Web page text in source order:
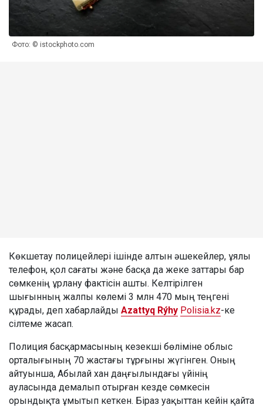
Фото: © istockphoto.com
Көкшетау полицейлері ішінде алтын әшекейлер, ұялы
телефон, қол сағаты және басқа да жеке заттары бар
сөмкенің ұрлану фактісін ашты. Келтірілген
шығынның жалпы көлемі 3 млн 470 мың теңгені
құрады, деп хабарлайды Azattyq Rýhy Polisia.kz-ке
сілтеме жасап.
Полиция басқармасының кезекші бөліміне облыс
орталығының 70 жастағы тұрғыны жүгінген. Оның
айтуынша, Абылай хан даңғылындағы үйінің
ауласында демалып отырған кезде сөмкесін
орындықта ұмытып кеткен. Біраз уақыттан кейін қайта